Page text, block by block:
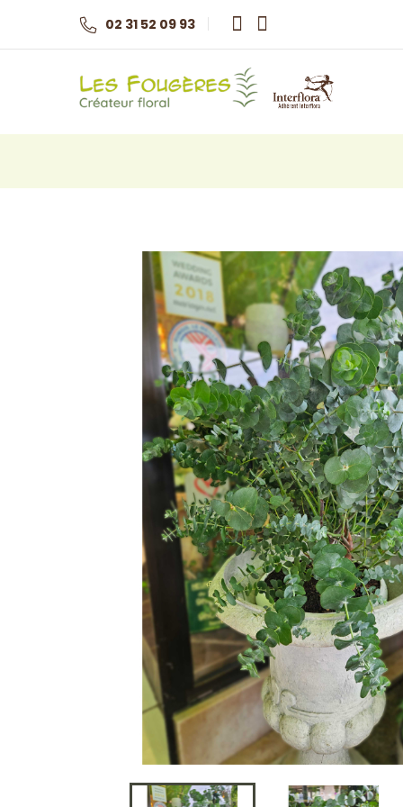
02 31 52 09 93